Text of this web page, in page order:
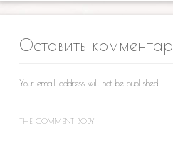
o
as
s
ki
b
o
k
gr
m
Оставить
Your email address will not be published.
THE COMMENT BODY